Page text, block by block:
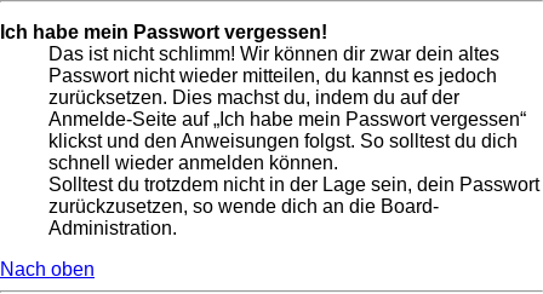
Ich habe mein Passwort vergessen!
Das ist nicht schlimm! Wir können dir zwar dein altes
Passwort nicht wieder mitteilen, du kannst es jedoch
zurücksetzen. Dies machst du, indem du auf der
Anmelde-Seite auf „Ich habe mein Passwort vergessen“
klickst und den Anweisungen folgst. So solltest du dich
schnell wieder anmelden können.
Solltest du trotzdem nicht in der Lage sein, dein Passwort
zurückzusetzen, so wende dich an die Board-
Administration.
Nach oben